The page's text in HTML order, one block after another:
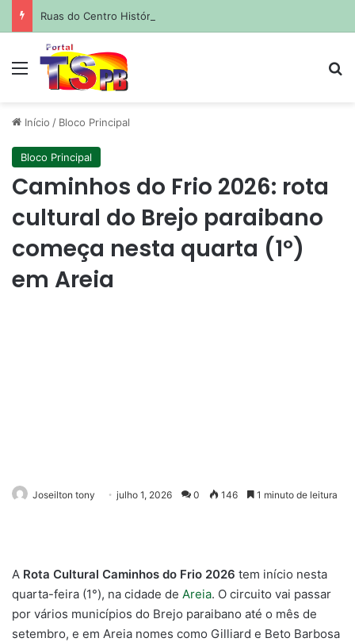
Menu
Início / Bloco Principal
Bloco Principal
Caminhos do Frio 2026: rota
cultural do Brejo paraibano
começa nesta quarta (1º)
em Areia
Joseilton tony julho 1, 2026 0 146 1 minuto de leitura
A Rota Cultural Caminhos do Frio 2026 tem início nesta
quarta-feira (1°), na cidade de Areia. O circuito vai passar
por vários municípios do Brejo paraibano até o mês de
setembro, e em Areia nomes como Gilliard e Beto Barbosa